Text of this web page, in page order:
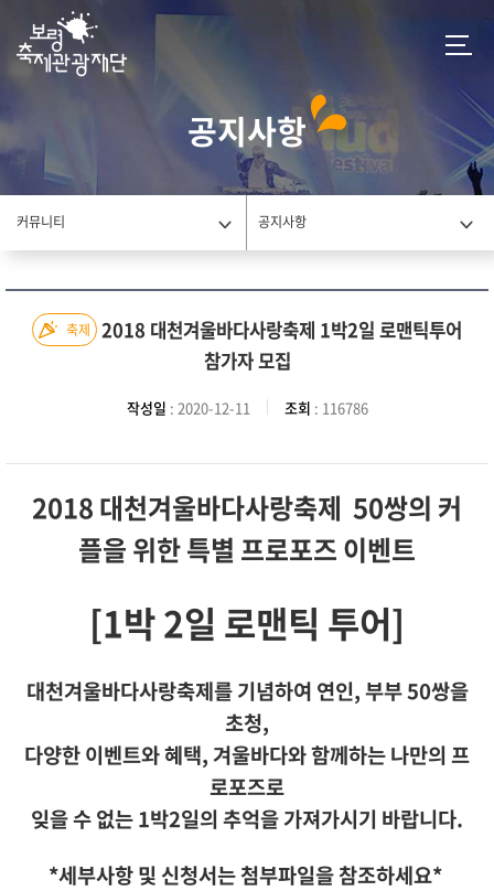
공지사항
커뮤니티 공지사항
축제
2018 대천겨울바다사랑축제 1박2일 로맨틱투어
참가자 모집
작성일 : 2020-12-11 조회 : 116786
2018 대천겨울바다사랑축제 50쌍의 커
플을 위한 특별 프로포즈 이벤트
[1박 2일 로맨틱 투어]
대천겨울바다사랑축제를 기념하여 연인, 부부 50쌍을
초청,
다양한 이벤트와 혜택, 겨울바다와 함께하는 나만의 프
로포즈로
잊을 수 없는 1박2일의 추억을 가져가시기 바랍니다.
*세부사항 및 신청서는 첨부파일을 참조하세요*